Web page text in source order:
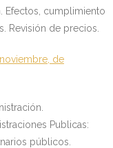
Efectos, cumplimiento
Revisión de precios.
de
Publicas:
públicos.